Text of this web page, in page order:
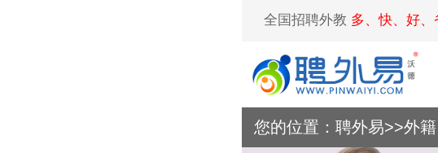
全国招聘外教 多、快、好、
您的位置： 聘外易>>外